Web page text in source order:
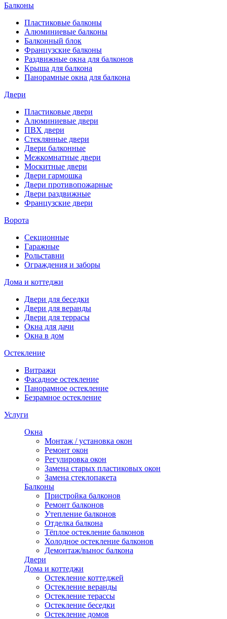
Балконы
Пластиковые балконы
Алюминиевые балконы
Балконный блок
Французские балконы
Раздвижные окна для балконов
Крыша для балкона
Панорамные окна для балкона
Двери
Пластиковые двери
Алюминиевые двери
ПВХ двери
Стеклянные двери
Двери балконные
Межкомнатные двери
Москитные двери
Двери гармошка
Двери противопожарные
Двери раздвижные
Французские двери
Ворота
Секционные
Гаражные
Рольставни
Ограждения и заборы
Дома и коттеджи
Двери для беседки
Двери для веранды
Двери для террасы
Окна для дачи
Окна в дом
Остекление
Витражи
Фасадное остекление
Панорамное остекление
Безрамное остекление
Услуги
Окна
Монтаж / установка окон
Ремонт окон
Регулировка окон
Замена старых пластиковых окон
Замена стеклопакета
Балконы
Пристройка балконов
Ремонт балконов
Утепление балконов
Отделка балкона
Тёплое остекление балконов
Холодное остекление балконов
Демонтаж/вынос балкона
Двери
Дома и коттеджи
Остекление коттеджей
Остекление веранды
Остекление терассы
Остекление беседки
Остекление домов